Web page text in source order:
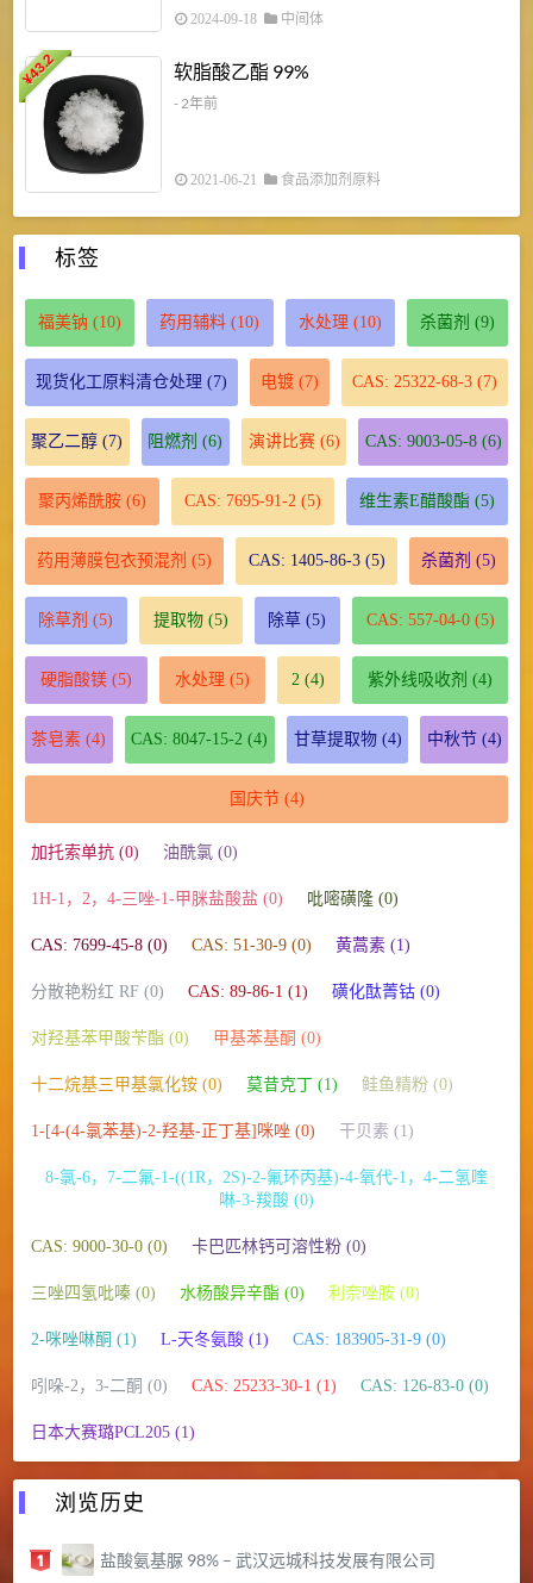
2024-09-18 中间体
¥
43.2 软脂酸乙酯 99%
- 2年前
2021-06-21 食品添加剂原料
标签
福美钠 (10) 药用辅料 (10) 水处理 (10) 杀菌剂 (9)
现货化工原料清仓处理 (7) 电镀 (7) CAS: 25322-68-3 (7)
聚乙二醇 (7) 阻燃剂 (6) 演讲比赛(6) CAS: 9003-05-8(6)
聚丙烯酰胺(6) CAS: 7695-91-2 (5) 维生素E醋酸酯 (5)
药用薄膜包衣预混剂 (5) CAS: 1405-86-3(5) 杀菌剂 (5)
除草剂 (5) 提取物(5) 除草 (5) CAS: 557-04-0(5)
硬脂酸镁(5) 水处理 (5) 2 (4) 紫外线吸收剂 (4)
茶皂素 (4) CAS: 8047-15-2 (4) 甘草提取物(4) 中秋节(4)
国庆节(4)
加托索单抗 (0) 油酰氯 (0)
1H-1，2，4-三唑-1-甲脒盐酸盐 (0) 吡嘧磺隆 (0)
CAS: 7699-45-8 (0) CAS: 51-30-9 (0) 黄蒿素 (1)
分散艳粉红 RF (0) CAS: 89-86-1 (1) 磺化酞菁钴 (0)
对羟基苯甲酸苄酯 (0) 甲基苯基酮 (0)
十二烷基三甲基氯化铵 (0) 莫昔克丁 (1) 鲑鱼精粉 (0)
1-[4-(4-氯苯基)-2-羟基-正丁基]咪唑 (0) 干贝素 (1)
8-氯-6，7-二氟-1-((1R，2S)-2-氟环丙基)-4-氧代-1，4-二氢喹
啉-3-羧酸 (0)
CAS: 9000-30-0 (0) 卡巴匹林钙可溶性粉 (0)
三唑四氢吡嗪 (0) 水杨酸异辛酯 (0) 利奈唑胺 (0)
2-咪唑啉酮 (1) L-天冬氨酸 (1) CAS: 183905-31-9 (0)
吲哚-2，3-二酮 (0) CAS: 25233-30-1 (1) CAS: 126-83-0 (0)
日本大赛璐PCL205 (1)
浏览历史
盐酸氨基脲 98% – 武汉远城科技发展有限公司